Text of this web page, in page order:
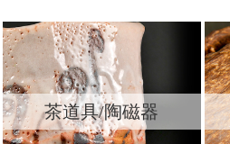
茶道具/陶磁器